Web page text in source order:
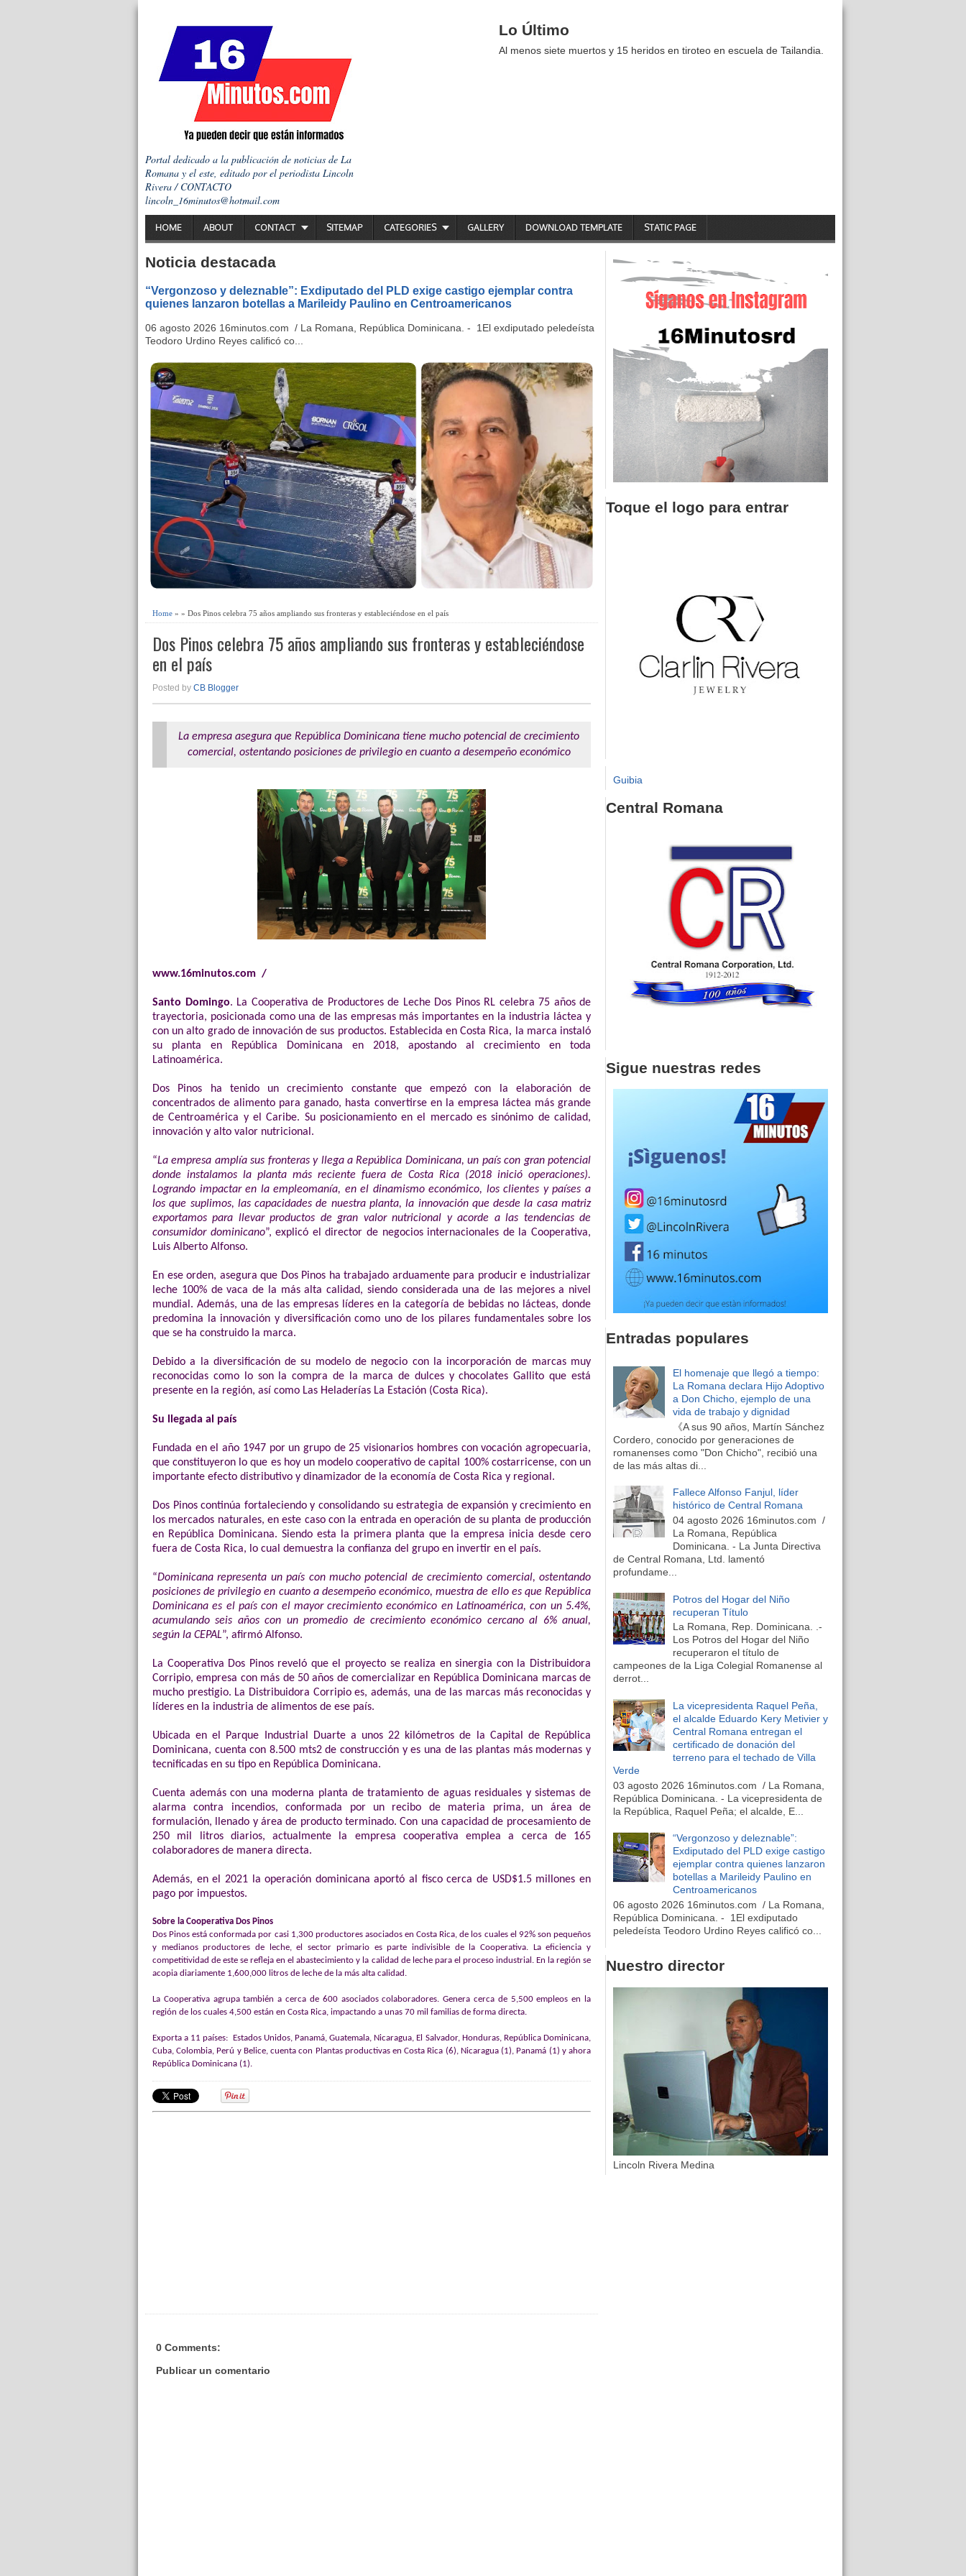
Portal dedicado a la publicación de noticias de La
Romana y el este, editado por el periodista Lincoln
Rivera / CONTACTO
lincoln_16minutos@hotmail.com
Lo Último
Al menos siete muertos y 15 heridos en tiroteo en escuela de Tailandia.
HOME ABOUT CONTACT SITEMAP CATEGORIES GALLERY DOWNLOAD TEMPLATE STATIC PAGE
Noticia destacada
“Vergonzoso y deleznable”: Exdiputado del PLD exige castigo ejemplar contra
quienes lanzaron botellas a Marileidy Paulino en Centroamericanos
06 agosto 2026 16minutos.com / La Romana, República Dominicana. - 1El exdiputado peledeísta
Teodoro Urdino Reyes calificó co...
Home » » Dos Pinos celebra 75 años ampliando sus fronteras y estableciéndose en el país
Dos Pinos celebra 75 años ampliando sus fronteras y estableciéndose
en el país
Posted by CB Blogger
La empresa asegura que República Dominicana tiene mucho potencial de crecimiento
comercial, ostentando posiciones de privilegio en cuanto a desempeño económico
www.16minutos.com /
Santo Domingo. La Cooperativa de Productores de Leche Dos Pinos RL celebra 75 años de
trayectoria, posicionada como una de las empresas más importantes en la industria láctea y
con un alto grado de innovación de sus productos. Establecida en Costa Rica, la marca instaló
su planta en República Dominicana en 2018, apostando al crecimiento en toda
Latinoamérica.
Dos Pinos ha tenido un crecimiento constante que empezó con la elaboración de
concentrados de alimento para ganado, hasta convertirse en la empresa láctea más grande
de Centroamérica y el Caribe. Su posicionamiento en el mercado es sinónimo de calidad,
innovación y alto valor nutricional.
“La empresa amplía sus fronteras y llega a República Dominicana, un país con gran potencial
donde instalamos la planta más reciente fuera de Costa Rica (2018 inició operaciones).
Logrando impactar en la empleomanía, en el dinamismo económico, los clientes y países a
los que suplimos, las capacidades de nuestra planta, la innovación que desde la casa matriz
exportamos para llevar productos de gran valor nutricional y acorde a las tendencias de
consumidor dominicano”, explicó el director de negocios internacionales de la Cooperativa,
Luis Alberto Alfonso.
En ese orden, asegura que Dos Pinos ha trabajado arduamente para producir e industrializar
leche 100% de vaca de la más alta calidad, siendo considerada una de las mejores a nivel
mundial. Además, una de las empresas líderes en la categoría de bebidas no lácteas, donde
predomina la innovación y diversificación como uno de los pilares fundamentales sobre los
que se ha construido la marca.
Debido a la diversificación de su modelo de negocio con la incorporación de marcas muy
reconocidas como lo son la compra de la marca de dulces y chocolates Gallito que está
presente en la región, así como Las Heladerías La Estación (Costa Rica).
Su llegada al país
Fundada en el año 1947 por un grupo de 25 visionarios hombres con vocación agropecuaria,
que constituyeron lo que es hoy un modelo cooperativo de capital 100% costarricense, con un
importante efecto distributivo y dinamizador de la economía de Costa Rica y regional.
Dos Pinos continúa fortaleciendo y consolidando su estrategia de expansión y crecimiento en
los mercados naturales, en este caso con la entrada en operación de su planta de producción
en República Dominicana. Siendo esta la primera planta que la empresa inicia desde cero
fuera de Costa Rica, lo cual demuestra la confianza del grupo en invertir en el país.
“Dominicana representa un país con mucho potencial de crecimiento comercial, ostentando
posiciones de privilegio en cuanto a desempeño económico, muestra de ello es que República
Dominicana es el país con el mayor crecimiento económico en Latinoamérica, con un 5.4%,
acumulando seis años con un promedio de crecimiento económico cercano al 6% anual,
según la CEPAL”, afirmó Alfonso.
La Cooperativa Dos Pinos reveló que el proyecto se realiza en sinergia con la Distribuidora
Corripio, empresa con más de 50 años de comercializar en República Dominicana marcas de
mucho prestigio. La Distribuidora Corripio es, además, una de las marcas más reconocidas y
líderes en la industria de alimentos de ese país.
Ubicada en el Parque Industrial Duarte a unos 22 kilómetros de la Capital de República
Dominicana, cuenta con 8.500 mts2 de construcción y es una de las plantas más modernas y
tecnificadas en su tipo en República Dominicana.
Cuenta además con una moderna planta de tratamiento de aguas residuales y sistemas de
alarma contra incendios, conformada por un recibo de materia prima, un área de
formulación, llenado y área de producto terminado. Con una capacidad de procesamiento de
250 mil litros diarios, actualmente la empresa cooperativa emplea a cerca de 165
colaboradores de manera directa.
Además, en el 2021 la operación dominicana aportó al fisco cerca de USD$1.5 millones en
pago por impuestos.
Sobre la Cooperativa Dos Pinos
Dos Pinos está conformada por casi 1,300 productores asociados en Costa Rica, de los cuales el 92% son pequeños
y medianos productores de leche, el sector primario es parte indivisible de la Cooperativa. La eficiencia y
competitividad de este se refleja en el abastecimiento y la calidad de leche para el proceso industrial. En la región se
acopia diariamente 1,600,000 litros de leche de la más alta calidad.
La Cooperativa agrupa también a cerca de 600 asociados colaboradores. Genera cerca de 5,500 empleos en la
región de los cuales 4,500 están en Costa Rica, impactando a unas 70 mil familias de forma directa.
Exporta a 11 países: Estados Unidos, Panamá, Guatemala, Nicaragua, El Salvador, Honduras, República Dominicana,
Cuba, Colombia, Perú y Belice, cuenta con Plantas productivas en Costa Rica (6), Nicaragua (1), Panamá (1) y ahora
República Dominicana (1).
0 Comments:
Publicar un comentario
Toque el logo para entrar
Guibia
Central Romana
Sigue nuestras redes
Entradas populares
El homenaje que llegó a tiempo:
La Romana declara Hijo Adoptivo
a Don Chicho, ejemplo de una
vida de trabajo y dignidad
《A sus 90 años, Martín Sánchez
Cordero, conocido por generaciones de
romanenses como "Don Chicho", recibió una
de las más altas di...
Fallece Alfonso Fanjul, líder
histórico de Central Romana
04 agosto 2026 16minutos.com /
La Romana, República
Dominicana. - La Junta Directiva
de Central Romana, Ltd. lamentó
profundame...
Potros del Hogar del Niño
recuperan Título
La Romana, Rep. Dominicana. .-
Los Potros del Hogar del Niño
recuperaron el título de
campeones de la Liga Colegial Romanense al
derrot...
La vicepresidenta Raquel Peña,
el alcalde Eduardo Kery Metivier y
Central Romana entregan el
certificado de donación del
terreno para el techado de Villa
Verde
03 agosto 2026 16minutos.com / La Romana,
República Dominicana. - La vicepresidenta de
la República, Raquel Peña; el alcalde, E...
“Vergonzoso y deleznable”:
Exdiputado del PLD exige castigo
ejemplar contra quienes lanzaron
botellas a Marileidy Paulino en
Centroamericanos
06 agosto 2026 16minutos.com / La Romana,
República Dominicana. - 1El exdiputado
peledeísta Teodoro Urdino Reyes calificó co...
Nuestro director
Lincoln Rivera Medina